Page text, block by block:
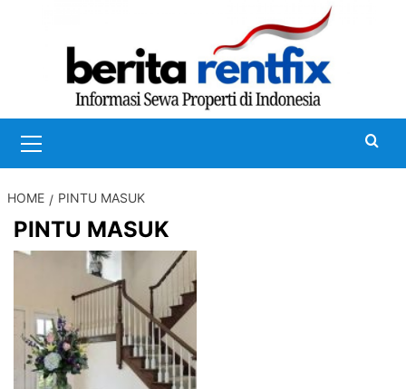
Menu
HOME PINTU MASUK
PINTU MASUK